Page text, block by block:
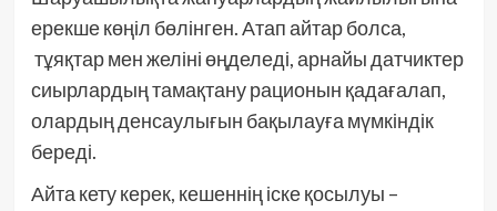
ерекше көңіл бөлінген. Атап айтар болса,
тұяқтар мен желіні өңделеді, арнайы датчиктер
сиырлардың тамақтану рационын қадағалап,
олардың денсаулығын бақылауға мүмкіндік
береді.
Айта кету керек, кешеннің іске қосылуы –